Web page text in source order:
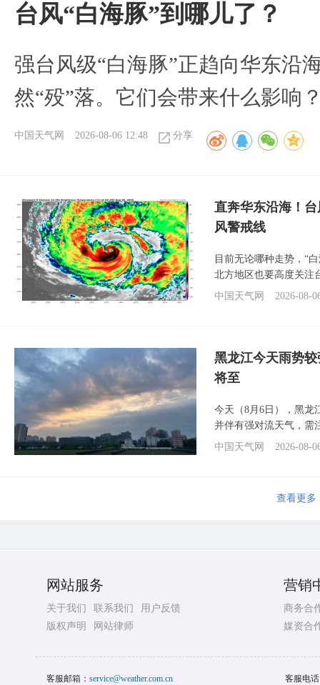
台风“白海豚”到哪儿了？
强台风级“白海豚”正趋向华东沿
然“殁”落。它们会带来什么影响
中国天气网 2026-08-06 12:48 分享
直奔华东沿海！
风警戒线
目前无论哪种走势，“
北方地区也要高度关注
中国天气网
2026-08-
黑龙江今天雨势
将至
今天（8月6日），黑龙
并伴有强对流天气，需
中国天气网
2026-08-
查看更多
网站服务
关于我们 联系我们
用户反馈
版权声明
网站律师
营销
商务合
媒资合
客服邮箱： service@weather.com.cn 客服电